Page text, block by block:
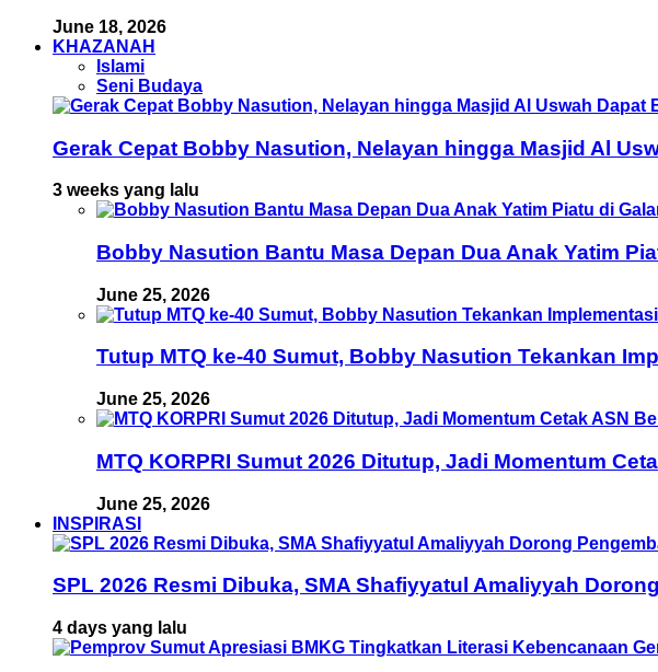
June 18, 2026
KHAZANAH
Islami
Seni Budaya
Gerak Cepat Bobby Nasution, Nelayan hingga Masjid Al
3 weeks yang lalu
Bobby Nasution Bantu Masa Depan Dua Anak Yatim
June 25, 2026
Tutup MTQ ke-40 Sumut, Bobby Nasution Tekankan
June 25, 2026
MTQ KORPRI Sumut 2026 Ditutup, Jadi Momentum
June 25, 2026
INSPIRASI
SPL 2026 Resmi Dibuka, SMA Shafiyyatul Amaliyyah
4 days yang lalu